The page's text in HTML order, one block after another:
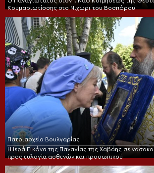
Κουμαριωτίσσης στο Νιχώρι του Βοσπόρου
Πατριαρχείο Βουλγαρίας
Η Ιερά Εικόνα της Παναγίας της Χαβάης σε
προς ευλογία ασθενών και προσωπικού